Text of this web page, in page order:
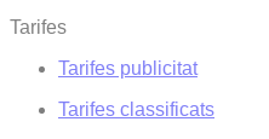
Tarifes
Tarifes publicitat
Tarifes classificats